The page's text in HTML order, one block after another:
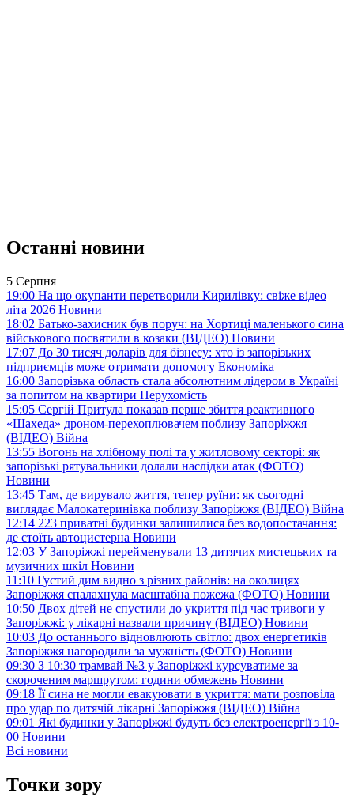
Останні новини
5 Серпня
19:00 На що окупанти перетворили Кирилівку: свіже відео
літа 2026 Новини
18:02 Батько-захисник був поруч: на Хортиці маленького сина
військового посвятили в козаки (ВІДЕО) Новини
17:07 До 30 тисяч доларів для бізнесу: хто із запорізьких
підприємців може отримати допомогу Економіка
16:00 Запорізька область стала абсолютним лідером в Україні
за попитом на квартири Нерухомість
15:05 Сергій Притула показав перше збиття реактивного
«Шахеда» дроном-перехоплювачем поблизу Запоріжжя
(ВІДЕО) Війна
13:55 Вогонь на хлібному полі та у житловому секторі: як
запорізькі рятувальники долали наслідки атак (ФОТО)
Новини
13:45 Там, де вирувало життя, тепер руїни: як сьогодні
виглядає Малокатеринівка поблизу Запоріжжя (ВІДЕО) Війна
12:14 223 приватні будинки залишилися без водопостачання:
де стоїть автоцистерна Новини
12:03 У Запоріжжі перейменували 13 дитячих мистецьких та
музичних шкіл Новини
11:10 Густий дим видно з різних районів: на околицях
Запоріжжя спалахнула масштабна пожежа (ФОТО) Новини
10:50 Двох дітей не спустили до укриття під час тривоги у
Запоріжжі: у лікарні назвали причину (ВІДЕО) Новини
10:03 До останнього відновлюють світло: двох енергетиків
Запоріжжя нагородили за мужність (ФОТО) Новини
09:30 З 10:30 трамвай №3 у Запоріжжі курсуватиме за
скороченим маршрутом: години обмежень Новини
09:18 Її сина не могли евакуювати в укриття: мати розповіла
про удар по дитячій лікарні Запоріжжя (ВІДЕО) Війна
09:01 Які будинки у Запоріжжі будуть без електроенергії з 10-
00 Новини
Всі новини
Точки зору